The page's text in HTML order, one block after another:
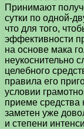
Принимают
сутки по одной-
что для того,
эффективности
на основе мака
неукоснительно
целебного
правила его
условии
приеме средства
заметен уже
и степени